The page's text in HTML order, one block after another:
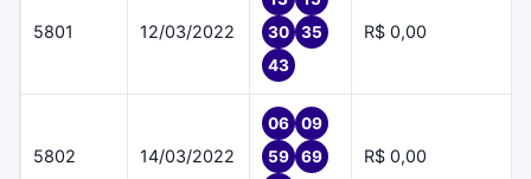
5801 12/03/2022
30
35
43
R$ 0,00
5802 14/03/2022
06
09
59
69
R$ 0,00